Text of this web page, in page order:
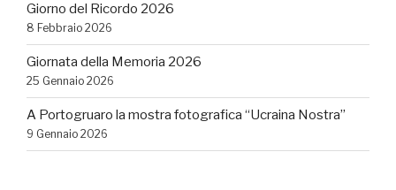
Giorno del Ricordo 2026
8 Febbraio 2026
Giornata della Memoria 2026
25 Gennaio 2026
A Portogruaro la mostra fotografica “Ucraina Nostra”
9 Gennaio 2026